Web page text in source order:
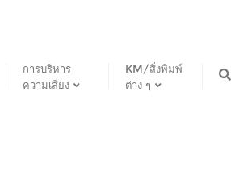
การบริหาร
ความเสี่ยง
KM/สิ่งพิมพ์
ต่าง ๆ